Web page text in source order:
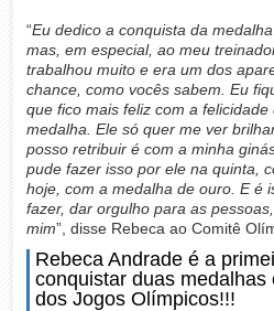
“Eu dedico a conquista da
mas, em especial, ao meu
trabalhou muito e era um dos
chance, como vocês sabem. Eu
que fico mais feliz com a
medalha. Ele só quer me ver
posso retribuir é com a minha
pude fazer isso por ele na quinta,
hoje, com a medalha de ouro. E é
fazer, dar orgulho para as
mim”, disse Rebeca ao Comitê
Rebeca Andrade é a
conquistar duas
dos Jogos Olímpicos!!!